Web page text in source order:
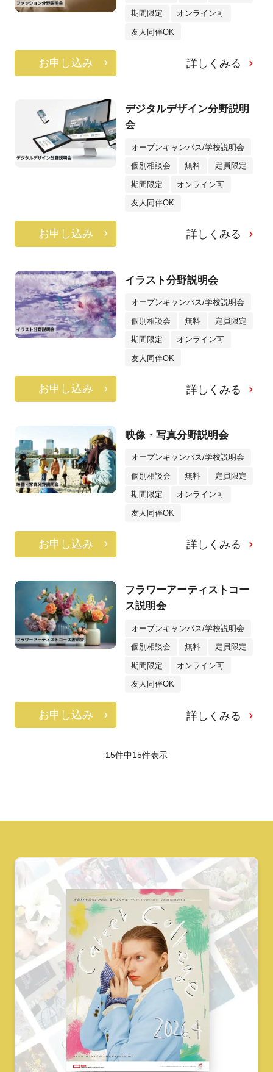
期間限定 オンライン可
友人同伴OK
お申し込み 詳しくみる
デジタルデザイン分野説明
会
オープンキャンパス/学校説明会
個別相談会 無料 定員限定
期間限定 オンライン可
友人同伴OK
お申し込み 詳しくみる
イラスト分野説明会
オープンキャンパス/学校説明会
個別相談会 無料 定員限定
期間限定 オンライン可
友人同伴OK
お申し込み 詳しくみる
映像・写真分野説明会
オープンキャンパス/学校説明会
個別相談会 無料 定員限定
期間限定 オンライン可
友人同伴OK
お申し込み 詳しくみる
フラワーアーティストコー
ス説明会
オープンキャンパス/学校説明会
個別相談会 無料 定員限定
期間限定 オンライン可
友人同伴OK
お申し込み 詳しくみる
15件中15件表示